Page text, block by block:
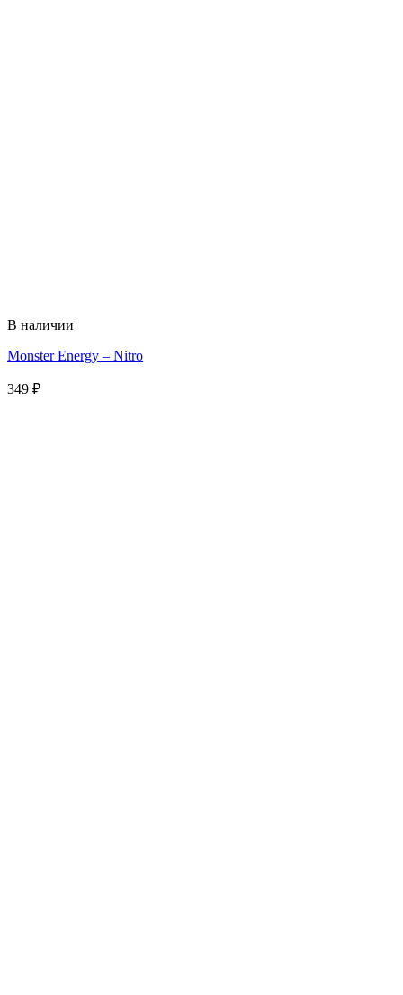
В наличии
Monster Energy – Nitro
349 ₽